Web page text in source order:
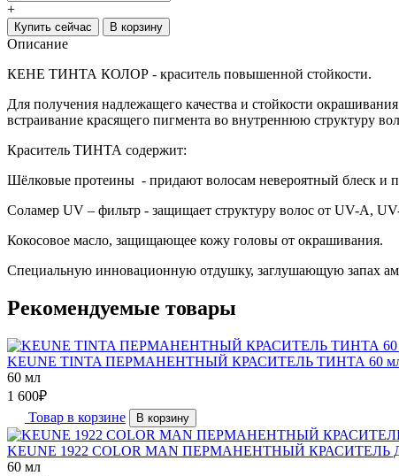
+
Купить сейчас В корзину
Описание
КЕНЕ ТИНТА КОЛОР - краситель повышенной стойкости.
Для получения надлежащего качества и стойкости
встраивание красящего пигмента во внутреннюю структуру
Краситель ТИНТА содержит:
Шёлковые протеины - придают волосам невероятный блеск и
Соламер UV – фильтр - защищает структуру волос от UV-A,
Кокосовое масло, защищающее кожу головы от окрашивания.
Специальную инновационную отдушку, заглушающую запах
Рекомендуемые товары
KEUNE TINTA ПЕРМАНЕНТНЫЙ КРАСИТЕЛЬ ТИНТА
60 мл
1 600₽
Товар в корзине
В корзину
KEUNE 1922 COLOR MAN ПЕРМАНЕНТНЫЙ
60 мл